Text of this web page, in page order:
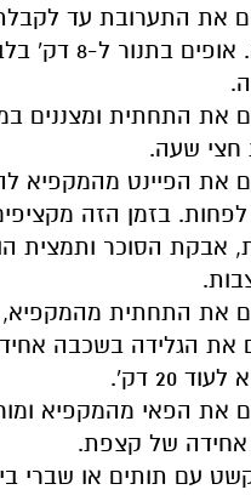
את התערובת עד
אחידה. אופים
את התחתית ומצננים
חצי שעה.
את הפיינט מהמקפיא
לפחות. בזמן הזה
אבקת הסוכר ותמצית
את התחתית מהמקפיא,
את הגלידה בשכבה
20 דק'.
את הפאי מהמקפיא
של קצפת.
עם תותים או שברי